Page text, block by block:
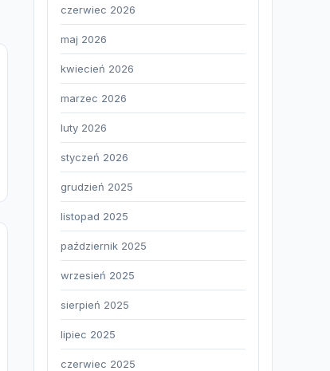
czerwiec 2026
maj 2026
kwiecień 2026
marzec 2026
luty 2026
styczeń 2026
grudzień 2025
listopad 2025
październik 2025
wrzesień 2025
sierpień 2025
lipiec 2025
czerwiec 2025